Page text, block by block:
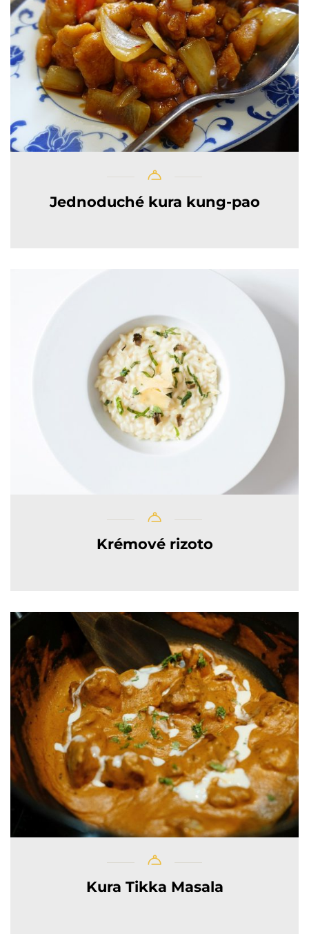
Jednoduché kura kung-pao
Krémové rizoto
Kura Tikka Masala